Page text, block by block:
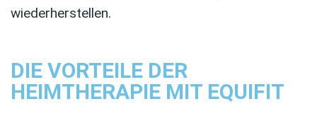
wiederherstellen.
DIE VORTEILE DER
HEIMTHERAPIE MIT EQUIFIT